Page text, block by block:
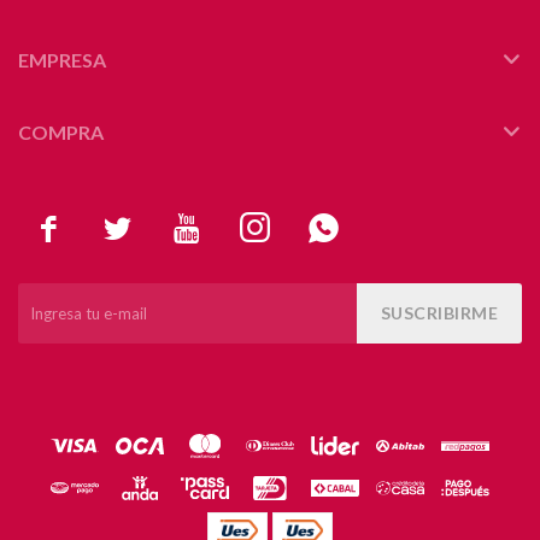
    
SUSCRIBIRME
EMPRESA
COMPRA